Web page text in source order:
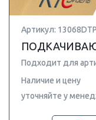
Артикул: 13068DTP
Подходит для
Наличие и цену
уточняйте у